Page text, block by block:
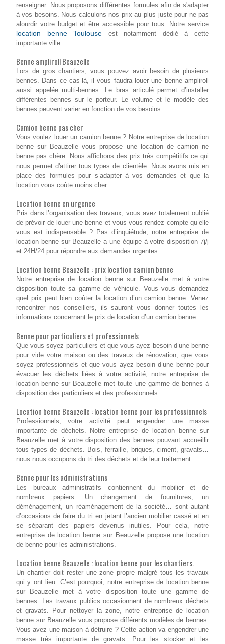
renseigner. Nous proposons différentes formules afin de s'adapter
à vos besoins. Nous calculons nos prix au plus juste pour ne pas
alourdir votre budget et être accessible pour tous. Notre service
location benne Toulouse est notamment dédié à cette
importante ville.
Benne ampliroll Beauzelle
Lors de gros chantiers, vous pouvez avoir besoin de plusieurs
bennes. Dans ce cas-là, il vous faudra louer une benne ampliroll
aussi appelée multi-bennes. Le bras articulé permet d’installer
différentes bennes sur le porteur. Le volume et le modèle des
bennes peuvent varier en fonction de vos besoins.
Camion benne pas cher
Vous voulez louer un camion benne ? Notre entreprise de location
benne sur Beauzelle vous propose une location de camion ne
benne pas chère. Nous affichons des prix très compétitifs ce qui
nous permet d'attirer tous types de clientèle. Nous avons mis en
place des formules pour s’adapter à vos demandes et que la
location vous coûte moins cher.
Location benne en urgence
Pris dans l’organisation des travaux, vous avez totalement oublié
de prévoir de louer une benne et vous vous rendez compte qu’elle
vous est indispensable ? Pas d’inquiétude, notre entreprise de
location benne sur Beauzelle a une équipe à votre disposition 7j/j
et 24H/24 pour répondre aux demandes urgentes.
Location benne Beauzelle : prix location camion benne
Notre entreprise de location benne sur Beauzelle met à votre
disposition toute sa gamme de véhicule. Vous vous demandez
quel prix peut bien coûter la location d’un camion benne. Venez
rencontrer nos conseillers, ils sauront vous donner toutes les
informations concernant le prix de location d’un camion benne.
Benne pour particuliers et professionnels
Que vous soyez particuliers et que vous ayez besoin d’une benne
pour vide votre maison ou des travaux de rénovation, que vous
soyez professionnels et que vous ayez besoin d’une benne pour
évacuer les déchets liées à votre activité, notre entreprise de
location benne sur Beauzelle met toute une gamme de bennes à
disposition des particuliers et des professionnels.
Location benne Beauzelle : location benne pour les professionnels
Professionnels, votre activité peut engendrer une masse
importante de déchets. Notre entreprise de location benne sur
Beauzelle met à votre disposition des bennes pouvant accueillir
tous types de déchets. Bois, ferraille, briques, ciment, gravats…
nous nous occupons du tri des déchets et de leur traitement.
Benne pour les administrations
Les bureaux administratifs contiennent du mobilier et de
nombreux papiers. Un changement de fournitures, un
déménagement, un réaménagement de la société… sont autant
d’occasions de faire du tri en jetant l’ancien mobilier cassé et en
se séparant des papiers devenus inutiles. Pour cela, notre
entreprise de location benne sur Beauzelle propose une location
de benne pour les administrations.
Location benne Beauzelle : location benne pour les chantiers.
Un chantier doit rester une zone propre malgré tous les travaux
qui y ont lieu. C’est pourquoi, notre entreprise de location benne
sur Beauzelle met à votre disposition toute une gamme de
bennes. Les travaux publics occasionnent de nombreux déchets
et gravats. Pour nettoyer la zone, notre entreprise de location
benne sur Beauzelle vous propose différents modèles de bennes.
Vous avez une maison à détruire ? Cette action va engendrer une
masse très importante de gravats. Pour les stocker et les